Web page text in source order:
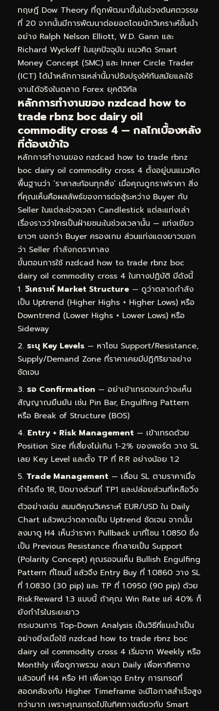
ทฤษฎี Dow Theory ที่ถูกพัฒนาขึ้นในช่วงต้นศตวรรษ
ที่ 20 จากนั้นมีการพัฒนาต่อยอดโดยนักวิเคราะห์ชั้นนำ
อย่าง Ralph Nelson Elliott, W.D. Gann และ
Richard Wyckoff ในยุคปัจจุบัน แนวคิด Smart
Money Concept (SMC) และ Inner Circle Trader
(ICT) ได้นำหลักการเหล่านี้มาปรับปรุงให้ทันสมัยและใช้
งานได้จริงในตลาด Forex ยุคดิจิทัล
หลักการทำงานของ nzdcad how to
trade rbnz boc dairy oil
commodity cross 4 — กลไกเบื้องหลัง
ที่ต้องเข้าใจ
หลักการทำงานของ nzdcad how to trade rbnz
boc dairy oil commodity cross 4 ตั้งอยู่บนแนวคิด
พื้นฐานว่า ‘ราคาสะท้อนทุกสิ่ง’ เมื่อคุณดูกราฟราคา สิ่ง
ที่คุณเห็นคือผลลัพธ์ของการต่อสู้ระหว่าง Buyer กับ
Seller ในแต่ละช่วงเวลา Candlestick แต่ละแท่งเล่า
เรื่องราวว่าใครเป็นฝ่ายชนะในช่วงเวลานั้น — แท่งเขียว
ยาวๆ บอกว่า Buyer ครองเกม ส่วนแท่งแดงยาวบอก
ว่า Seller กำลังกดราคาลง
ขั้นตอนการใช้ nzdcad how to trade rbnz boc
dairy oil commodity cross 4 ในทางปฏิบัติ มีดังนี้
วิเคราะห์ Market Structure — ดูว่าตลาดกำลัง
เป็น Uptrend (Higher Highs + Higher Lows) หรือ
Downtrend (Lower Highs + Lower Lows) หรือ
Sideway
ระบุ Key Levels — หาโซน Support/Resistance,
Supply/Demand Zone ที่ราคาเคยมีปฏิกิริยาอย่าง
ชัดเจน
รอ Confirmation — อย่าเข้าเทรดจนกว่าจะเห็น
สัญญาณยืนยัน เช่น Pin Bar, Engulfing Pattern
หรือ Break of Structure (BOS)
Entry + Risk Management — เข้าเทรดด้วย
Position Size ที่เสี่ยงไม่เกิน 1-2% ของพอร์ต วาง SL
เลย Key Level และตั้ง TP ที่ R:R อย่างน้อย 1:2
Trade Management — เลื่อน SL ตามราคาเมื่อ
กำไรถึง 1R, ปิดบางส่วนที่ TP1 และปล่อยส่วนที่เหลือวิ่ง
ตัวอย่างเช่น สมมติคุณวิเคราะห์ EUR/USD ใน Daily
Chart แล้วพบว่าตลาดเป็น Uptrend ชัดเจน จากนั้น
ลงมาดู H4 เห็นว่าราคา Pullback มาที่โซน 1.0850 ซึ่ง
เป็น Previous Resistance ที่กลายเป็น Support
(Polarity Concept) คุณรอจนเห็น Bullish Engulfing
Pattern ที่โซนนี้ แล้วจึง Entry Buy ที่ 1.0860 วาง SL
ที่ 1.0830 (30 pip) และ TP ที่ 1.0950 (90 pip) ด้วย
Risk:Reward 1:3 แบบนี้ ถ้าคุณ Win Rate แค่ 40% ก็
ยังกำไรในระยะยาว
กระบวนการ Top-Down Analysis เป็นวิธีที่แนะนำเป็น
อย่างยิ่งเมื่อใช้ nzdcad how to trade rbnz boc
dairy oil commodity cross 4 เริ่มจาก Weekly หรือ
Monthly เพื่อดูภาพรวม ลงมา Daily เพื่อหาทิศทาง
แล้วจบที่ H4 หรือ H1 เพื่อหาจุด Entry การเทรดที่
สอดคล้องกับ Higher Timeframe จะมีโอกาสสำเร็จสูง
กว่ามาก เพราะคุณเทรดไปในทิศทางเดียวกับ Smart